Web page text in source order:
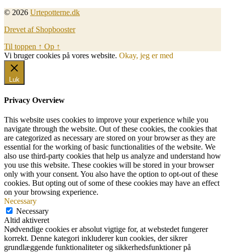
© 2026 Urtepotterne.dk
Drevet af Shopbooster
Til toppen ↑ Op ↑
Vi bruger cookies på vores website. Okay, jeg er med
Luk
Privacy Overview
This website uses cookies to improve your experience while you
navigate through the website. Out of these cookies, the cookies that
are categorized as necessary are stored on your browser as they are
essential for the working of basic functionalities of the website. We
also use third-party cookies that help us analyze and understand how
you use this website. These cookies will be stored in your browser
only with your consent. You also have the option to opt-out of these
cookies. But opting out of some of these cookies may have an effect
on your browsing experience.
Necessary
Necessary
Altid aktiveret
Nødvendige cookies er absolut vigtige for, at webstedet fungerer
korrekt. Denne kategori inkluderer kun cookies, der sikrer
grundlæggende funktionaliteter og sikkerhedsfunktioner på